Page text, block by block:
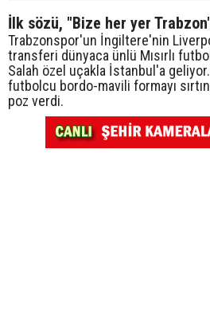
İlk sözü, "Bize her yer
Trabzonspor'un İngiltere'nin
transferi dünyaca ünlü Mısırlı
Salah özel uçakla İstanbul'a
futbolcu bordo-mavili formayı
poz verdi.